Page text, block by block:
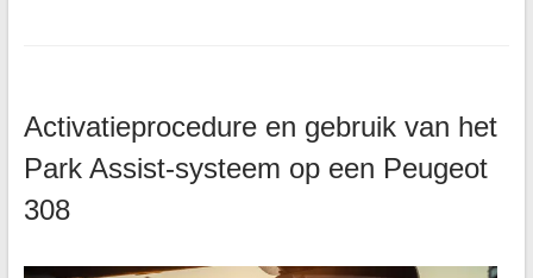
Activatieprocedure en gebruik van het
Park Assist-systeem op een Peugeot
308